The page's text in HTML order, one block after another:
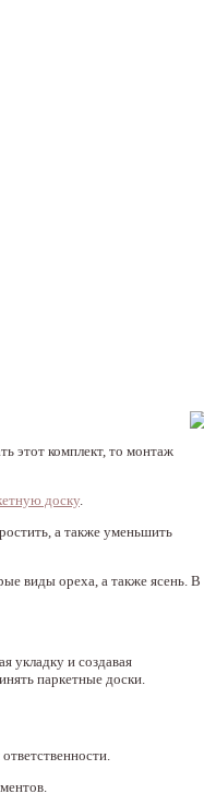
этот комплект, то монтаж
доску
а также уменьшить
виды ореха, а также ясень. В
укладку и создавая
паркетные доски.